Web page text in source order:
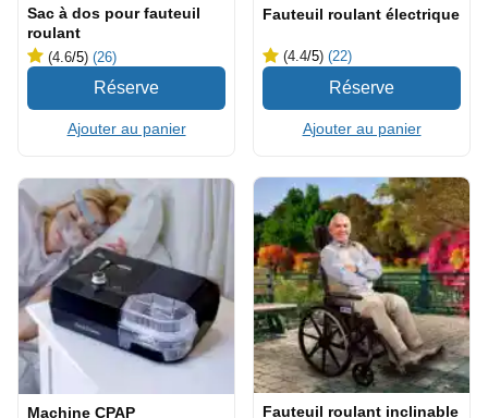
Sac à dos pour fauteuil
roulant
(4.6/5) (26)
Ajouter au panier
Fauteuil roulant électrique
(4.4/5) (22)
Ajouter au panier
Machine CPAP
Fauteuil roulant inclinable